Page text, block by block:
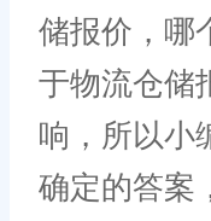
储报价，哪
于物流仓储
响，所以小
确定的答案